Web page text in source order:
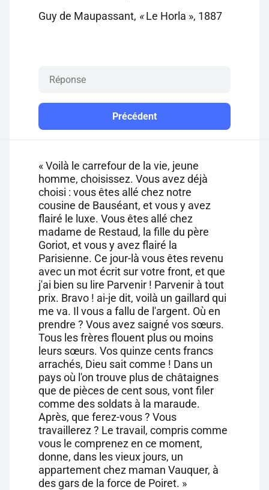
Guy de Maupassant, «Le Horla », 1887
Précédent
« Voilà le carrefour de la vie, jeune
homme, choisissez. Vous avez déjà
choisi : vous êtes allé chez notre
cousine de Bauséant, et vous y avez
flairé le luxe. Vous êtes allé chez
madame de Restaud, la fille du père
Goriot, et vous y avez flairé la
Parisienne. Ce jour-là vous êtes revenu
avec un mot écrit sur votre front, et que
j'ai bien su lire Parvenir ! Parvenir à tout
prix. Bravo ! ai-je dit, voilà un gaillard qui
me va. Il vous a fallu de l'argent. Où en
prendre ? Vous avez saigné vos sœurs.
Tous les frères flouent plus ou moins
leurs sœurs. Vos quinze cents francs
arrachés, Dieu sait comme ! Dans un
pays où l'on trouve plus de châtaignes
que de pièces de cent sous, vont filer
comme des soldats à la maraude.
Après, que ferez-vous ? Vous
travaillerez ? Le travail, compris comme
vous le comprenez en ce moment,
donne, dans les vieux jours, un
appartement chez maman Vauquer, à
des gars de la force de Poiret. »